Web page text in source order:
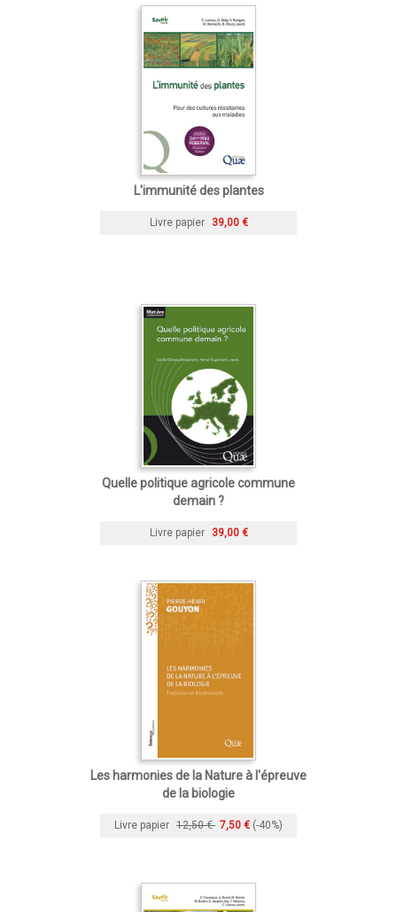
L'immunité des plantes
Livre papier 39,00 €
Quelle politique agricole commune
demain ?
Livre papier 39,00 €
Les harmonies de la Nature à l'épreuve
de la biologie
Livre papier 12,50 € 7,50 € (-40%)